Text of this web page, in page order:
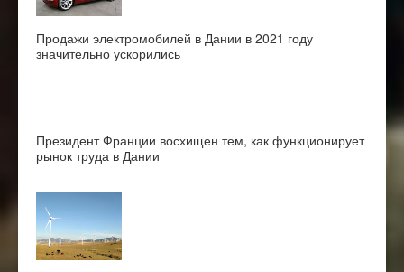
Продажи электромобилей в Дании в 2021 году
значительно ускорились
Президент Франции восхищен тем, как функционирует
рынок труда в Дании